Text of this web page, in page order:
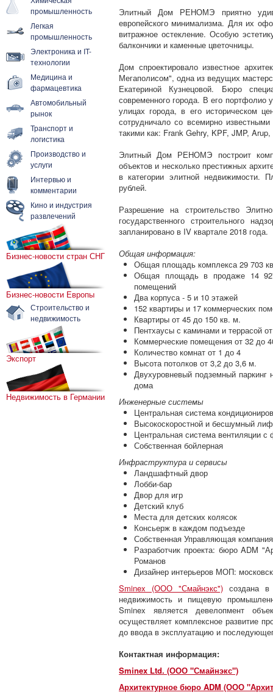
промышленность
Легкая
промышленность
Электроника и IT-
технологии
Медицина и
фармацевтика
Автомобильный
рынок
Транспорт и
логистика
Производство и
услуги
Интервью и
комментарии
Кино и индустрия
развлечений
Бизнес-новости стран СНГ
Бизнес-новости Европы
Строительство и
недвижимость
Экспорт
Недвижимость в Германии
Элитный Дом РЕНОМЭ приятно
европейского минимализма. Для их
витражное остекление. Особую
балкончики и каменные цветочницы.
Дом спроектировало известное
Мегаполисом", одна из ведущих
Екатериной Кузнецовой. Бюро
современного города. В его портфолио
улицах города, в его историческом
сотрудничало со всемирно
такими как: Frank Gehry, KPF, JMP,
Элитный Дом РЕНОМЭ построит
объектов и несколько престижных
в категории элитной недвижимости.
рублей.
Разрешение на строительство
государственного строительного
запланировано в IV квартале 2018 года.
Общая информация:
Общая площадь комплекса 29 703
Общая площадь в продаже 14
помещений
Два корпуса - 5 и 10 этажей
152 квартиры и 17 коммерческих
Квартиры от 45 до 150 кв. м.
Пентхаусы с каминами и террасой
Коммерческие помещения от 32 до
Количество комнат от 1 до 4
Высота потолков от 3,2 до 3,6 м.
Двухуровневый подземный
дома
Инженерные системы
Центральная система
Высокоскоростной и бесшумный
Центральная система вентиляции с
Собственная бойлерная
Инфраструктура и сервисы
Ландшафтный двор
Лобби-бар
Двор для игр
Детский клуб
Места для детских колясок
Консьерж в каждом подъезде
Собственная Управляющая компания
Разработчик проекта: бюро ADM
Романов
Дизайнер интерьеров МОП:
Sminex (ООО "Смайнэкс") создана
недвижимость и пищевую
Sminex является девелопмент
осуществляет комплексное развитие
до ввода в эксплуатацию и
Контактная информация:
Sminex Ltd. (ООО "Смайнэкс")
Архитектурное бюро ADM (ООО